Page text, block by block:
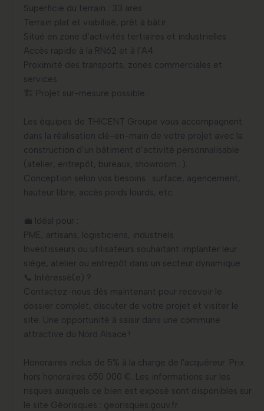
Superficie du terrain : 33 ares
Terrain plat et viabilisé, prêt à bâtir
Situé en zone d’activités tertiaires et industrielles
Accès rapide à la RN62 et à l’A4
Proximité des transports, zones commerciales et
services
🏗️ Projet sur-mesure possible :
Les équipes de THICENT Groupe vous accompagnent
dans la réalisation clé-en-main de votre projet avec la
construction d’un bâtiment d’activité personnalisable
(atelier, entrepôt, bureaux, showroom…).
Conception selon vos besoins : surface, agencement,
hauteur libre, accès poids lourds, etc.
💼 Idéal pour :
PME, artisans, logisticiens, industriels
Investisseurs ou utilisateurs souhaitant implanter leur
siège, atelier ou entrepôt dans un secteur dynamique
📞 Intéressé(e) ?
Contactez-nous dès maintenant pour recevoir le
dossier complet, discuter de votre projet et visiter le
site. Une opportunité à saisir dans une commune
attractive du Nord Alsace !
Honoraires inclus de 5% à la charge de l'acquéreur. Prix
hors honoraires 650 000 €. Les informations sur les
risques auxquels ce bien est exposé sont disponibles sur
le site Géorisques : georisques.gouv.fr.